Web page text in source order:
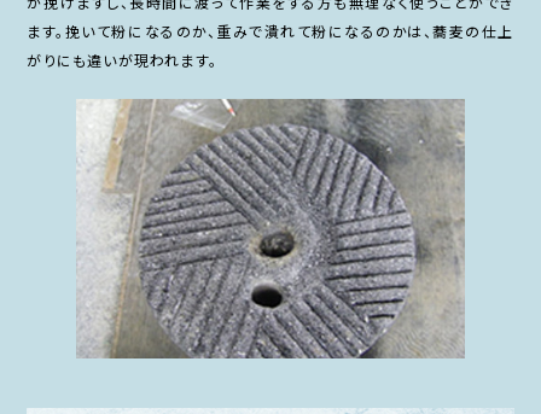
ます。挽いて粉になるのか、重みで潰れて粉になるのかは、蕎麦の仕上
がりにも違いが現われます。